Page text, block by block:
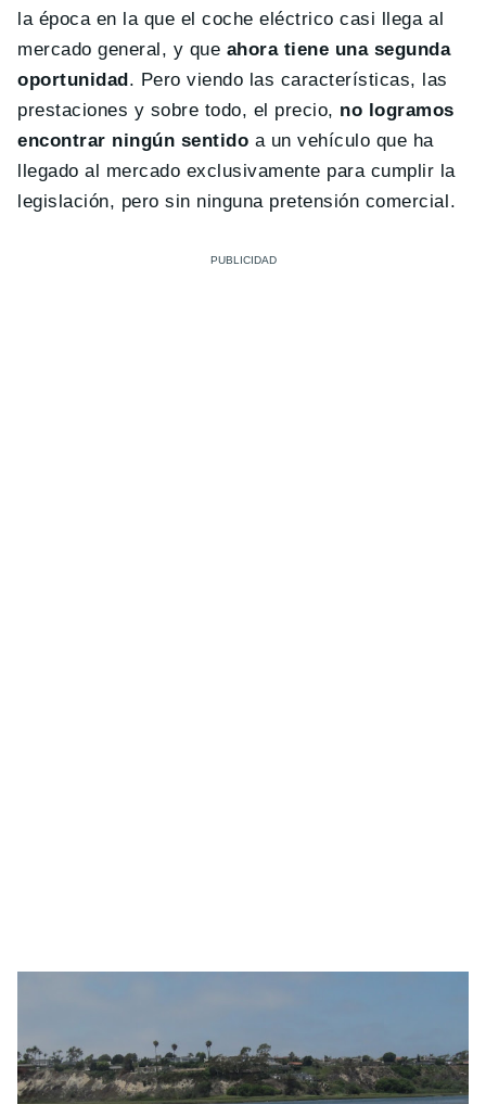
la época en la que el coche eléctrico casi llega al
mercado general, y que ahora tiene una segunda
oportunidad. Pero viendo las características, las
prestaciones y sobre todo, el precio, no logramos
encontrar ningún sentido a un vehículo que ha
llegado al mercado exclusivamente para cumplir la
legislación, pero sin ninguna pretensión comercial.